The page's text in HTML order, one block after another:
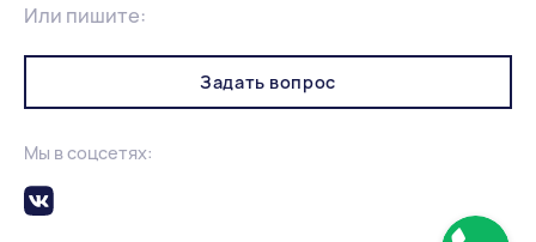
Или пишите:
Задать вопрос
Мы в соцсетях: